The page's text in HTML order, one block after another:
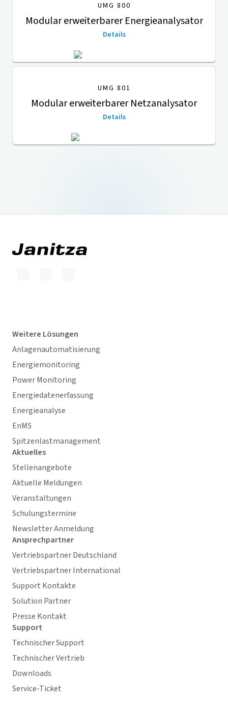
UMG 800
Modular erweiterbarer Energieanalysator
Details
UMG 801
Modular erweiterbarer Netzanalysator
Details
Weitere Lösungen
Anlagenautomatisierung
Energiemonitoring
Power Monitoring
Energiedatenerfassung
Energieanalyse
EnMS
Spitzenlastmanagement
Aktuelles
Stellenangebote
Aktuelle Meldungen
Veranstaltungen
Schulungstermine
Newsletter Anmeldung
Ansprechpartner
Vertriebspartner Deutschland
Vertriebspartner International
Support Kontakte
Solution Partner
Presse Kontakt
Support
Technischer Support
Technischer Vertrieb
Downloads
Service-Ticket